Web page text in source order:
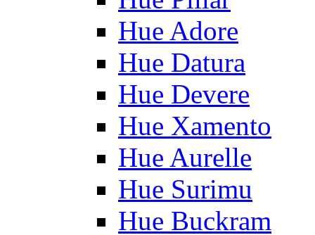
Hue Adore
Hue Datura
Hue Devere
Hue Xamento
Hue Aurelle
Hue Surimu
Hue Buckram